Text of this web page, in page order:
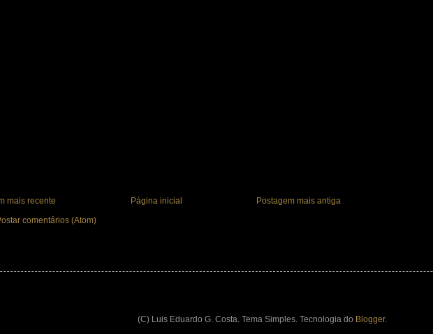
mais recente Postagem mais antiga
Página inicial
comentários (Atom)
(C) Luis Eduardo G. Costa. Tema Simples. Tecnologia do Blogger.